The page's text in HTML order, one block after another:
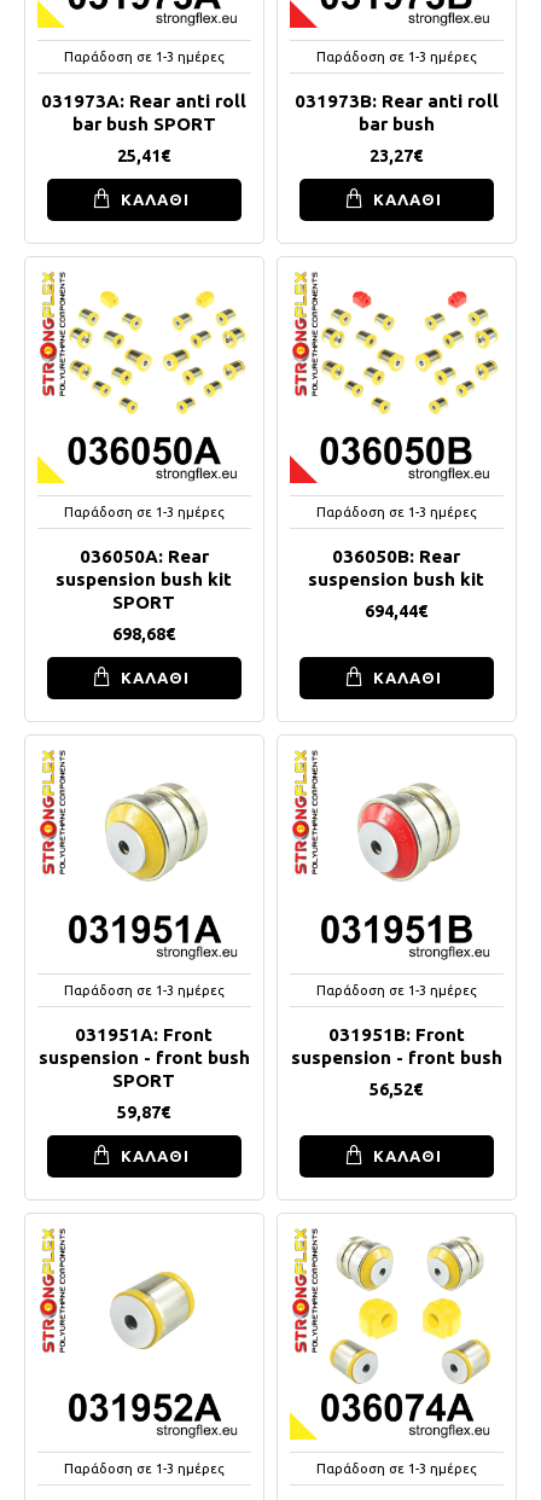
Παράδοση σε 1-3 ημέρες
031973A: Rear anti roll
bar bush SPORT
25,41€
ΚΑΛΑΘΙ
Παράδοση σε 1-3 ημέρες
031973B: Rear anti roll
bar bush
23,27€
ΚΑΛΑΘΙ
Παράδοση σε 1-3 ημέρες
036050A: Rear
suspension bush kit
SPORT
698,68€
ΚΑΛΑΘΙ
Παράδοση σε 1-3 ημέρες
036050B: Rear
suspension bush kit
694,44€
ΚΑΛΑΘΙ
Παράδοση σε 1-3 ημέρες
031951A: Front
suspension - front bush
SPORT
59,87€
ΚΑΛΑΘΙ
Παράδοση σε 1-3 ημέρες
031951B: Front
suspension - front bush
56,52€
ΚΑΛΑΘΙ
Παράδοση σε 1-3 ημέρες Παράδοση σε 1-3 ημέρες